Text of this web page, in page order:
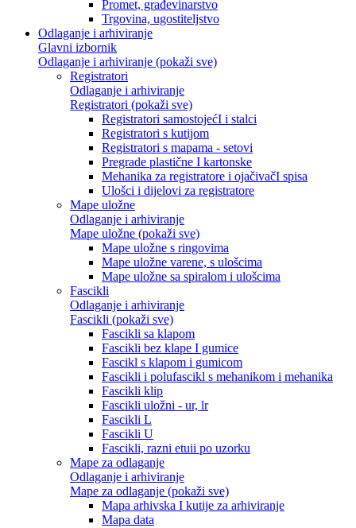
Promet, građevinarstvo
Trgovina, ugostiteljstvo
Odlaganje i arhiviranje
Glavni izbornik
Odlaganje i arhiviranje (pokaži sve)
Registratori
Odlaganje i arhiviranje
Registratori (pokaži sve)
Registratori samostojećI i stalci
Registratori s kutijom
Registratori s mapama - setovi
Pregrade plastične I kartonske
Mehanika za registratore i ojačivačI spisa
Ulošci i dijelovi za registratore
Mape uložne
Odlaganje i arhiviranje
Mape uložne (pokaži sve)
Mape uložne s ringovima
Mape uložne varene, s ulošcima
Mape uložne sa spiralom i ulošcima
Fascikli
Odlaganje i arhiviranje
Fascikli (pokaži sve)
Fascikli sa klapom
Fascikli bez klape I gumice
Fascikl s klapom i gumicom
Fascikli i polufascikl s mehanikom i mehanika
Fascikli klip
Fascikli uložni - ur, lr
Fascikli L
Fascikli U
Fascikli, razni etuii po uzorku
Mape za odlaganje
Odlaganje i arhiviranje
Mape za odlaganje (pokaži sve)
Mapa arhivska I kutije za arhiviranje
Mapa data